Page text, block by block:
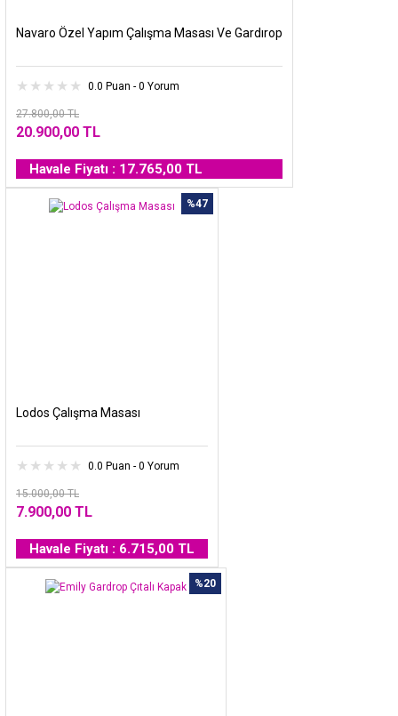
Navaro Özel Yapım Çalışma Masası Ve Gardırop
0.0 Puan - 0 Yorum
27.800,00 TL
20.900,00 TL
Havale Fiyatı : 17.765,00 TL
%47
Lodos Çalışma Masası
0.0 Puan - 0 Yorum
15.000,00 TL
7.900,00 TL
Havale Fiyatı : 6.715,00 TL
%20